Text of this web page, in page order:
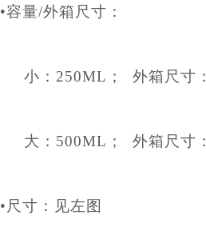
•容量/外箱尺寸：
小： 250ML ； 外箱尺寸：
大： 500ML ； 外箱尺寸：
• 尺寸：见左图